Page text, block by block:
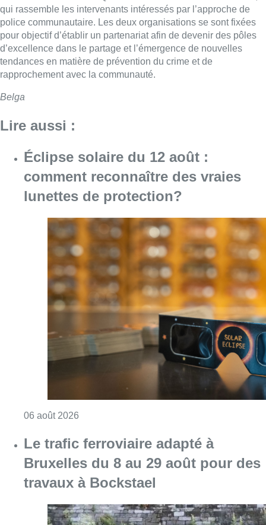
qui rassemble les intervenants intéressés par l’approche de
police communautaire. Les deux organisations se sont fixées
pour objectif d’établir un partenariat afin de devenir des pôles
d’excellence dans le partage et l’émergence de nouvelles
tendances en matière de prévention du crime et de
rapprochement avec la communauté.
Belga
Lire aussi :
Éclipse solaire du 12 août :
comment reconnaître des vraies
lunettes de protection?
06 août 2026
Le trafic ferroviaire adapté à
Bruxelles du 8 au 29 août pour des
travaux à Bockstael